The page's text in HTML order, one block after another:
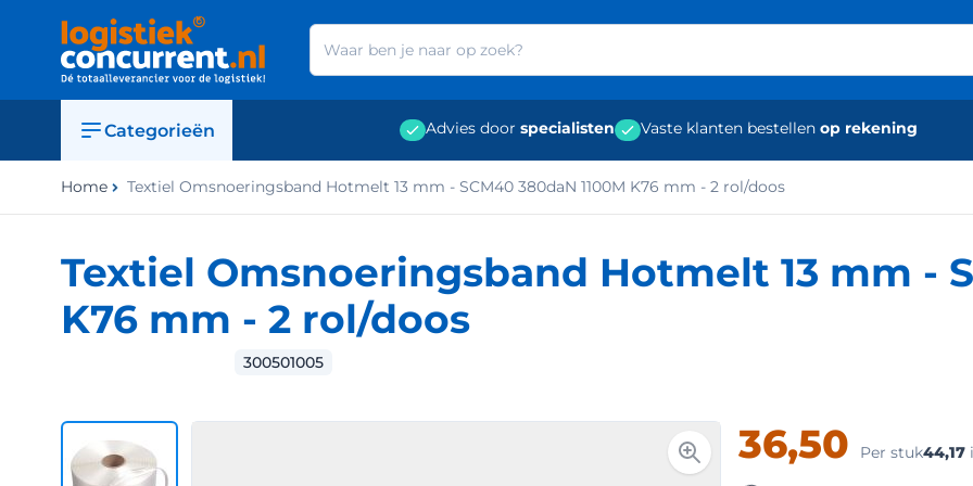
Categorieën Advies door specialisten Vaste klanten bestellen op rekening
Home Textiel Omsnoeringsband Hotmelt 13 mm - SCM40 380daN 1100M K76 mm - 2 rol/doos
Textiel Omsnoeringsband Hotmelt 13 mm -
K76 mm - 2 rol/doos
300501005
36,50 Per stuk44,17